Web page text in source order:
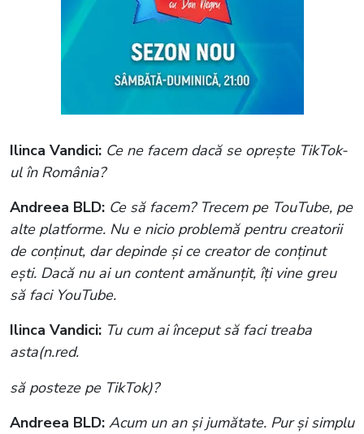
Ilinca Vandici: Ce ne facem dacă se oprește TikTok-
ul în România?
Andreea BLD: Ce să facem? Trecem pe TouTube, pe
alte platforme. Nu e nicio problemă pentru creatorii
de conținut, dar depinde și ce creator de conținut
ești. Dacă nu ai un content amănunțit, îți vine greu
să faci YouTube.
Ilinca Vandici: Tu cum ai început să faci treaba
asta(n.red.
să posteze pe TikTok)?
Andreea BLD: Acum un an și jumătate. Pur și simplu